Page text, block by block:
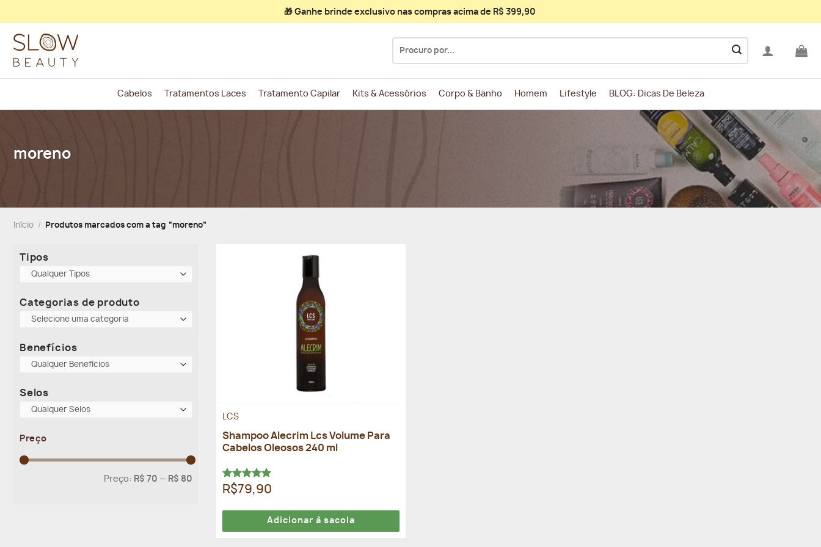
to
content
🎁 Ganhe brinde exclusivonas compras acima de R$ 399,90
por:
Cabelos Tratamentos Laces Tratamento Capilar Kits & Acessórios Corpo & Banho Homem Lifestyle BLOG: Dicas De Beleza
moreno
Início / Produtos marcados com a tag “moreno”
Tipos
Qualquer Tipos
Categorias de produto
Selecione uma categoria
Benefícios
Qualquer Benefícios
Selos
Qualquer Selos
Preço
Preço: R$ 70 — R$ 80
LCS
Shampoo Alecrim Lcs Volume Para
Cabelos Oleosos 240 ml
Avaliação
5.00
de 5
R$79,90
Adicionar à sacola